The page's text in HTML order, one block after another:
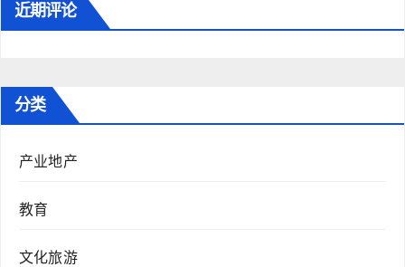
近期评论
分类
产业地产
教育
文化旅游